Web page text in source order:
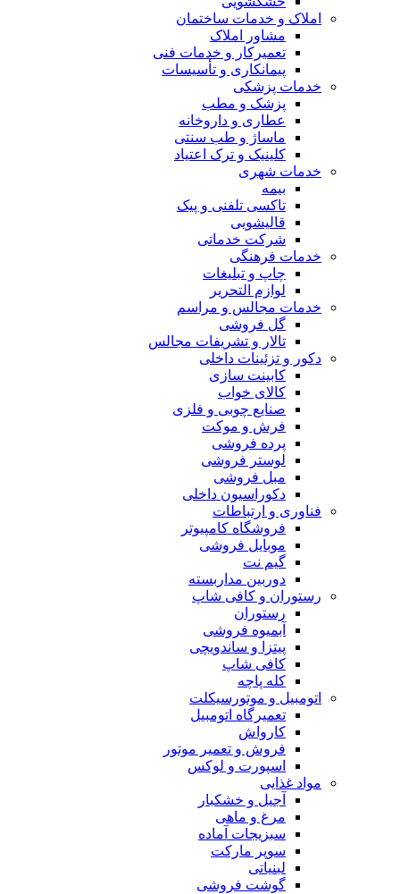
املاک و خدمات ساختمان
مشاور املاک
تعمیرکار و خدمات فنی
پیمانکاری و تأسیسات
خدمات پزشکی
پزشک و مطب
عطاری و داروخانه
ماساژ و طب سنتی
کلینیک و ترک اعتیاد
خدمات شهری
بیمه
تاکسی تلفنی و پیک
قالیشویی
شرکت خدماتی
خدمات فرهنگی
چاپ و تبليغات
لوازم التحریر
خدمات مجالس و مراسم
گل فروشی
تالار و تشریفات مجالس
دکور و تزئینات داخلی
کابینت سازی
کالای خواب
صنایع چوبی و فلزی
فرش و موکت
پرده فروشی
لوستر فروشی
مبل فروشی
دکوراسیون داخلی
فناوری و ارتباطات
فروشگاه كامپيوتر
موبایل فروشی
گیم نت
دوربين مداربسته
رستوران و کافی شاپ
رستوران
آبمیوه فروشی
پیتزا و ساندویچی
کافی شاپ
کله پاچه
اتومبيل و موتورسيكلت
تعمیرگاه اتومبیل
کارواش
فروش و تعمیر موتور
اسپورت و لوکس
مواد غذایی
آجیل و خشکبار
مرغ و ماهی
سبزیجات آماده
سوپر مارکت
لبنیاتی
گوشت فروشی